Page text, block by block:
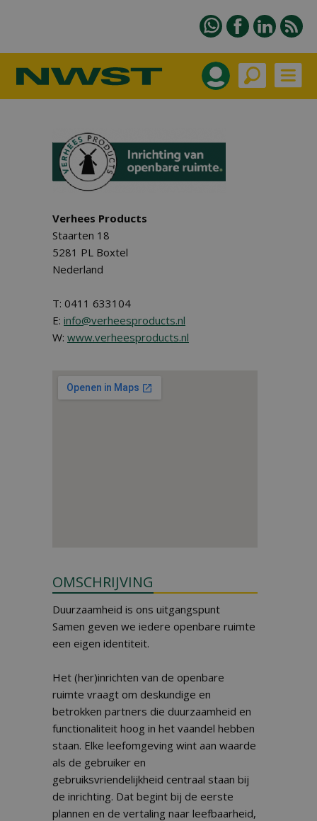
Verhees Products
Staarten 18
5281 PL Boxtel
Nederland
T: 0411 633104
E: info@verheesproducts.nl
W: www.verheesproducts.nl
OMSCHRIJVING
Duurzaamheid is ons uitgangspunt
Samen geven we iedere openbare ruimte
een eigen identiteit.
Het (her)inrichten van de openbare
ruimte vraagt om deskundige en
betrokken partners die duurzaamheid en
functionaliteit hoog in het vaandel hebben
staan. Elke leefomgeving wint aan waarde
als de gebruiker en
gebruiksvriendelijkheid centraal staan bij
de inrichting. Dat begint bij de eerste
plannen en de vertaling naar leefbaarheid,